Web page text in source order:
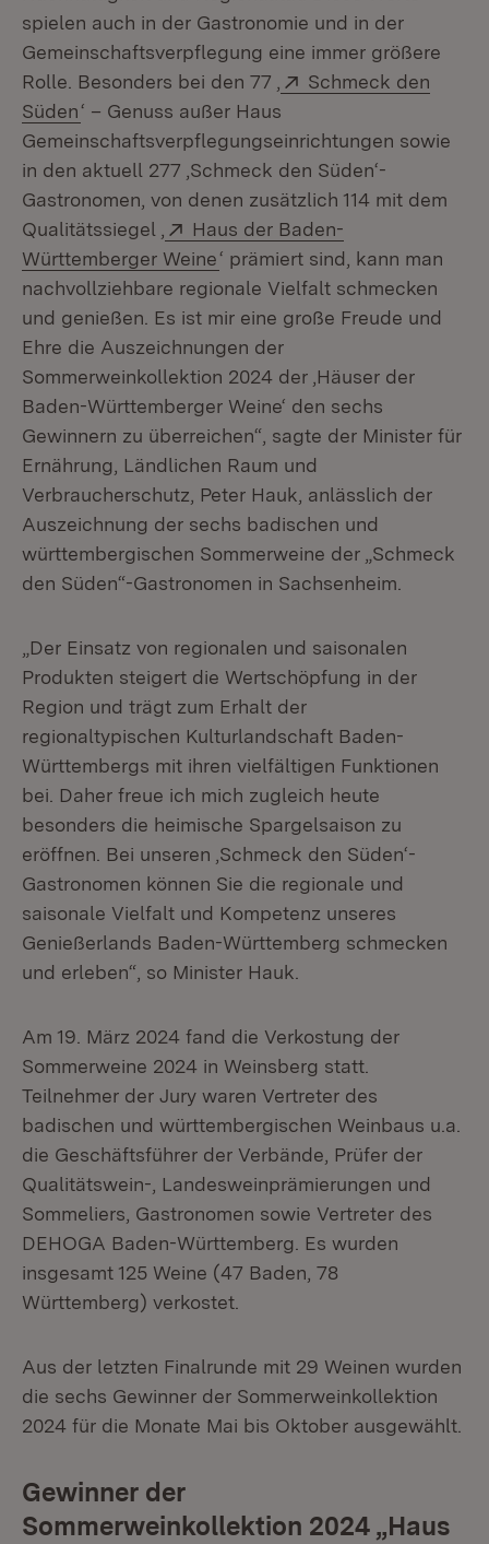
spielen auch in der Gastronomie und in der
Gemeinschaftsverpflegung eine immer größere
Rolle. Besonders bei den 77 ‚
Extern:
Schmeck den
Süden(Öffnet in neuem Fenster)
‘ – Genuss außer Haus
Gemeinschaftsverpflegungseinrichtungen sowie
in den aktuell 277 ‚Schmeck den Süden‘-
Gastronomen, von denen zusätzlich 114 mit dem
Qualitätssiegel ‚
Extern:
Haus der Baden-
Württemberger Weine(Öffnet in neuem Fenster)
‘ prämiert sind, kann man
nachvollziehbare regionale Vielfalt schmecken
und genießen. Es ist mir eine große Freude und
Ehre die Auszeichnungen der
Sommerweinkollektion 2024 der ‚Häuser der
Baden-Württemberger Weine‘ den sechs
Gewinnern zu überreichen“, sagte der Minister für
Ernährung, Ländlichen Raum und
Verbraucherschutz, Peter Hauk, anlässlich der
Auszeichnung der sechs badischen und
württembergischen Sommerweine der „Schmeck
den Süden“-Gastronomen in Sachsenheim.
„Der Einsatz von regionalen und saisonalen
Produkten steigert die Wertschöpfung in der
Region und trägt zum Erhalt der
regionaltypischen Kulturlandschaft Baden-
Württembergs mit ihren vielfältigen Funktionen
bei. Daher freue ich mich zugleich heute
besonders die heimische Spargelsaison zu
eröffnen. Bei unseren ‚Schmeck den Süden‘-
Gastronomen können Sie die regionale und
saisonale Vielfalt und Kompetenz unseres
Genießerlands Baden-Württemberg schmecken
und erleben“, so Minister Hauk.
Am 19. März 2024 fand die Verkostung der
Sommerweine 2024 in Weinsberg statt.
Teilnehmer der Jury waren Vertreter des
badischen und württembergischen Weinbaus u.a.
die Geschäftsführer der Verbände, Prüfer der
Qualitätswein-, Landesweinprämierungen und
Sommeliers, Gastronomen sowie Vertreter des
DEHOGA Baden-Württemberg. Es wurden
insgesamt 125 Weine (47 Baden, 78
Württemberg) verkostet.
Aus der letzten Finalrunde mit 29 Weinen wurden
die sechs Gewinner der Sommerweinkollektion
2024 für die Monate Mai bis Oktober ausgewählt.
Gewinner der
Sommerweinkollektion 2024 „Haus